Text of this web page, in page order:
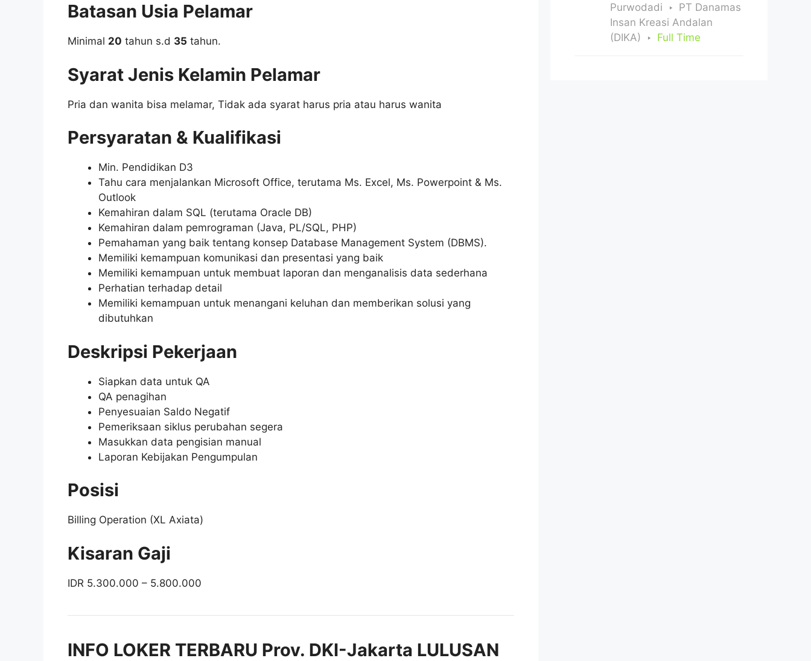
Batasan Usia Pelamar
Minimal 20 tahun s.d 35 tahun.
Syarat Jenis Kelamin Pelamar
Pria dan wanita bisa melamar, Tidak ada syarat harus pria atau harus wanita
Persyaratan & Kualifikasi
Min. Pendidikan D3
Tahu cara menjalankan Microsoft Office, terutama Ms. Excel, Ms. Powerpoint & Ms.
Outlook
Kemahiran dalam SQL (terutama Oracle DB)
Kemahiran dalam pemrograman (Java, PL/SQL, PHP)
Pemahaman yang baik tentang konsep Database Management System (DBMS).
Memiliki kemampuan komunikasi dan presentasi yang baik
Memiliki kemampuan untuk membuat laporan dan menganalisis data sederhana
Perhatian terhadap detail
Memiliki kemampuan untuk menangani keluhan dan memberikan solusi yang
dibutuhkan
Deskripsi Pekerjaan
Siapkan data untuk QA
QA penagihan
Penyesuaian Saldo Negatif
Pemeriksaan siklus perubahan segera
Masukkan data pengisian manual
Laporan Kebijakan Pengumpulan
Posisi
Billing Operation (XL Axiata)
Kisaran Gaji
IDR 5.300.000 – 5.800.000
INFO LOKER TERBARU Prov. DKI-Jakarta LULUSAN
Purwodadi
PT Danamas
Insan Kreasi Andalan
(DIKA)
Full Time